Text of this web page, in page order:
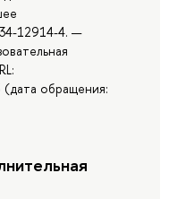
12914-4. —
обращения: